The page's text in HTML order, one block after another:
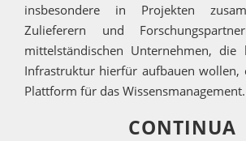
insbesondere in Projekten
Zulieferern und
mittelständischen Unternehmen, die
Infrastruktur hierfür aufbauen wollen,
Plattform für das Wissensmanagement.
CONTINUA